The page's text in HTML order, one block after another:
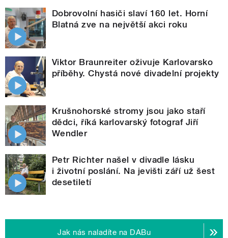
Dobrovolní hasiči slaví 160 let. Horní
Blatná zve na největší akci roku
Viktor Braunreiter oživuje Karlovarsko
příběhy. Chystá nové divadelní projekty
Krušnohorské stromy jsou jako staří
dědci, říká karlovarský fotograf Jiří
Wendler
Petr Richter našel v divadle lásku
i životní poslání. Na jevišti září už šest
desetiletí
Jak nás naladíte na DABu